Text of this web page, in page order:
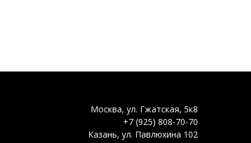
Москва, ул. Гжатская, 5к8
+7 (925) 808-70-70
Казань, ул. Павлюхина 102